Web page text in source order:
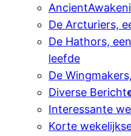
De Arcturiers,
De Hathors,
leefde
De
Diverse
Interessante
Korte